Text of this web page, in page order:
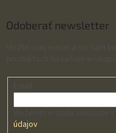
Odoberať newsletter
údajov